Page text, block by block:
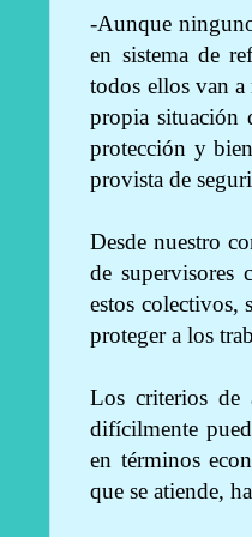
-Aunque
en sistema de
todos ellos van
propia situación
protección y
provista de
Desde nuestro
de supervisores
estos colectivos,
proteger a los
Los criterios de
difícilmente
en términos
que se atiende,